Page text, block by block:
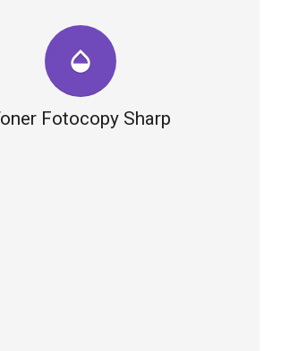
opacity
Fotocopy Sharp